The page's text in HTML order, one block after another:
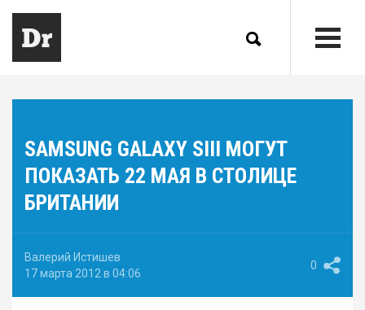
SAMSUNG GALAXY SIII МОГУТ
ПОКАЗАТЬ 22 МАЯ В СТОЛИЦЕ
БРИТАНИИ
Валерий Истишев
17 марта 2012 в 04:06
0